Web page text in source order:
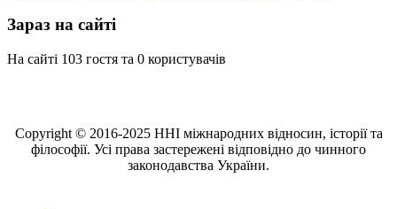
Зараз на сайті
На сайті 103 гостя та 0 користувачів
Copyright © 2016-2025 ННІ міжнародних відносин, історії та
філософії. Усі права застережені відповідно до чинного
законодавства України.